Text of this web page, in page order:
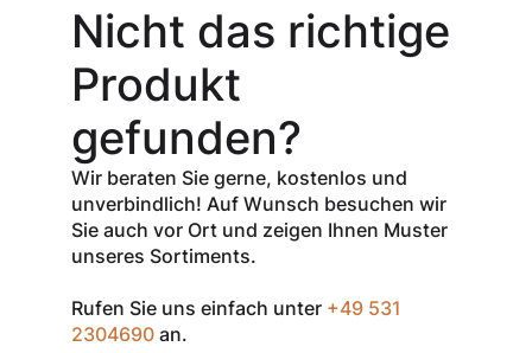
Gutschein-Code
INSPEC30
erhalten Sie
% Rabattauf
den Netto-
Verkaufspreis
aller Produkte
der Marke
InSpec von
Zum Einlösen
geben Sie den
Nicht das richtige
Produkt
gefunden?
Wir beraten Sie gerne, kostenlos und
unverbindlich! Auf Wunsch besuchen wir
Sie auch vor Ort und zeigen Ihnen Muster
unseres Sortiments.
Rufen Sie uns einfach unter +49 531
2304690 an.